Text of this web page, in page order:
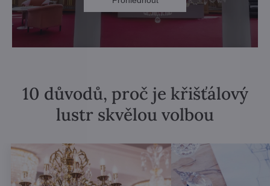
10 důvodů, proč je křišťálový
lustr skvělou volbou